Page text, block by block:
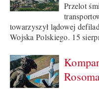
Przelot
towarzyszył lądowej
Wojska Polskiego. 15